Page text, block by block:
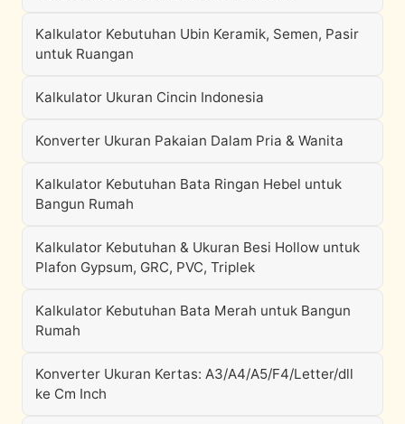
Kalkulator Kebutuhan Ubin Keramik, Semen, Pasir
untuk Ruangan
Kalkulator Ukuran Cincin Indonesia
Konverter Ukuran Pakaian Dalam Pria & Wanita
Kalkulator Kebutuhan Bata Ringan Hebel untuk
Bangun Rumah
Kalkulator Kebutuhan & Ukuran Besi Hollow untuk
Plafon Gypsum, GRC, PVC, Triplek
Kalkulator Kebutuhan Bata Merah untuk Bangun
Rumah
Konverter Ukuran Kertas: A3/A4/A5/F4/Letter/dll
ke Cm Inch